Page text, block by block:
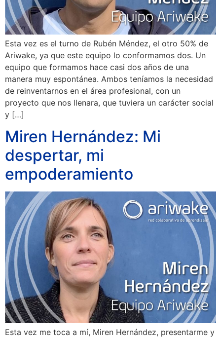
Esta vez es el turno de Rubén Méndez, el otro 50% de
Ariwake, ya que este equipo lo conformamos dos. Un
equipo que formamos hace casi dos años de una
manera muy espontánea. Ambos teníamos la necesidad
de reinventarnos en el área profesional, con un
proyecto que nos llenara, que tuviera un carácter social
y […]
Miren Hernández: Mi
despertar, mi
empoderamiento
Esta vez me toca a mí, Miren Hernández, presentarme y